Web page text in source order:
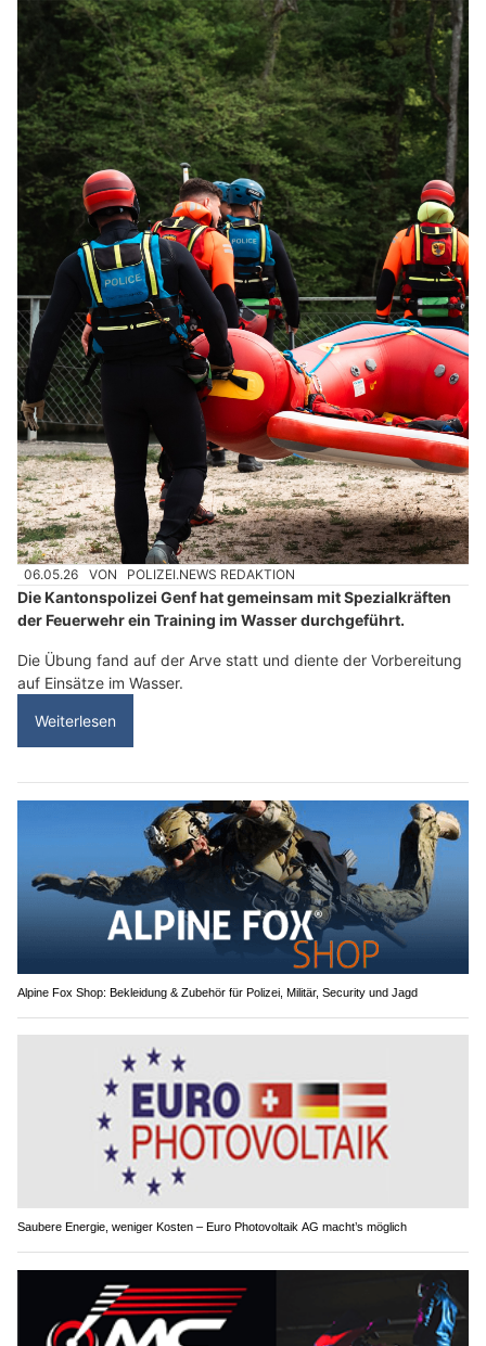
06.05.26 VON POLIZEI.NEWS REDAKTION
Die Kantonspolizei Genf hat gemeinsam mit Spezialkräften
der Feuerwehr ein Training im Wasser durchgeführt.
Die Übung fand auf der Arve statt und diente der Vorbereitung
auf Einsätze im Wasser.
Weiterlesen
Alpine Fox Shop: Bekleidung & Zubehör für Polizei, Militär, Security und Jagd
Saubere Energie, weniger Kosten – Euro Photovoltaik AG macht’s möglich